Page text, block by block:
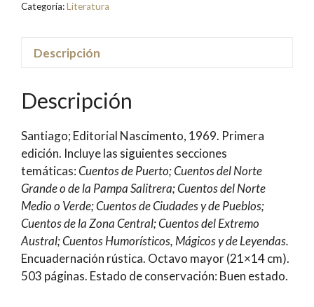
Categoría:Literatura
Descripción
Descripción
Santiago; Editorial Nascimento, 1969. Primera
edición. Incluye las siguientes secciones
temáticas:Cuentos de Puerto; Cuentos del Norte
Grande o de la Pampa Salitrera; Cuentos del Norte
Medio o Verde; Cuentos de Ciudades y de Pueblos;
Cuentos de la Zona Central; Cuentos del Extremo
Austral; Cuentos Humorísticos, Mágicos y de Leyendas.
Encuadernación rústica. Octavo mayor (21×14 cm).
503 páginas. Estado de conservación: Buen estado.